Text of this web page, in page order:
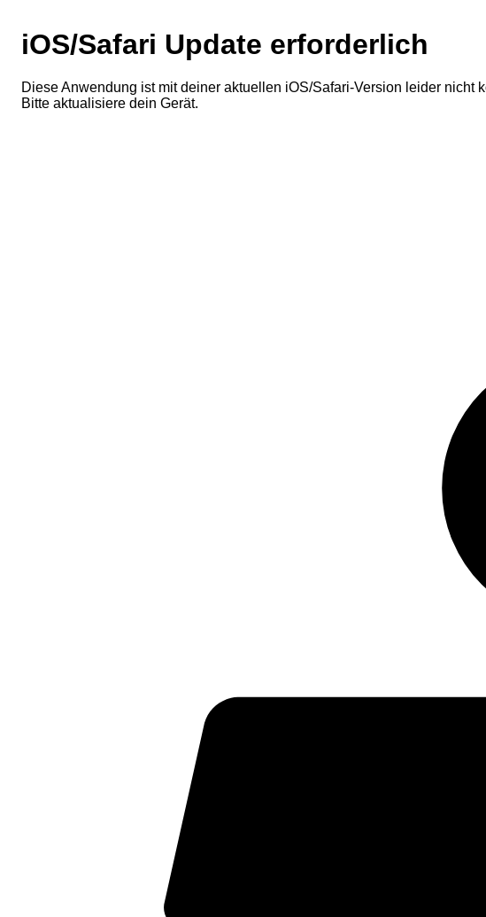
iOS/Safari Update erforderlich
Diese Anwendung ist mit deiner aktuellen iOS/Safari-Version leider nicht
Bitte aktualisiere dein Gerät.